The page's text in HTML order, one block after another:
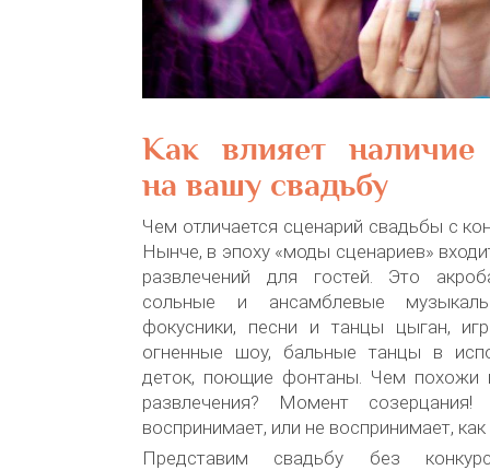
Как влияет наличие
на вашу свадьбу
Чем отличается сценарий свадьбы с
Нынче, в эпоху «моды сценариев»
развлечений для гостей. Это
сольные и ансамблевые
фокусники, песни и танцы цыган,
огненные шоу, бальные танцы в
деток, поющие фонтаны. Чем похожи
развлечения? Момент созерцания!
воспринимает, или не воспринимает, как
Представим свадьбу без